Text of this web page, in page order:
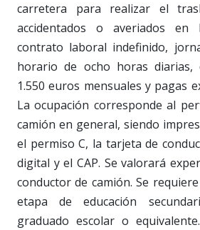
carretera para realizar el
accidentados o averiados en
contrato laboral indefinido,
horario de ocho horas
1.550 euros mensuales y pagas
La ocupación corresponde al
camión en general, siendo
el permiso C, la tarjeta de
digital y el CAP. Se valorará
conductor de camión. Se
etapa de educación
graduado escolar o